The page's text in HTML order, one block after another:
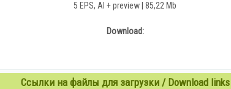
5 EPS, AI + preview | 85,22 Mb
Download:
Ссылки на файлы для загрузки / Download links